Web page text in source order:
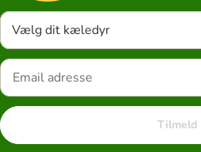
Vælg dit kæledyr
Tilmeld